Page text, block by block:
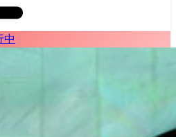
中